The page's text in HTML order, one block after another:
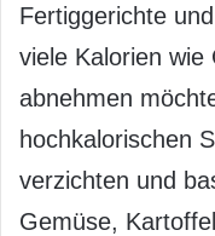
Fertiggerichte
viele Kalorien wie
abnehmen
hochkalorischen
verzichten und
Gemüse,